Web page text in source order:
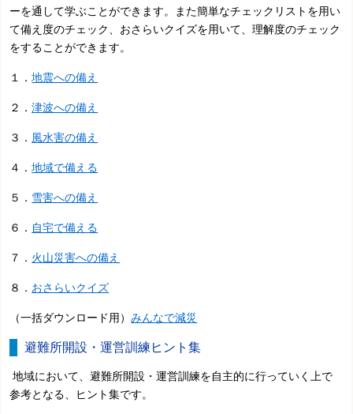
ーを通して学ぶことができます。また簡単なチェックリストを用い
て備え度のチェック、おさらいクイズを用いて、理解度のチェック
をすることができます。
１．地震への備え
２．津波への備え
３． 風水害の備え
４．地域で備える
５． 雪害への備え
６． 自宅で備える
７． 火山災害への備え
８． おさらいクイズ
（一括ダウンロード用）みんなで減災
避難所開設・運営訓練ヒント集
地域において、避難所開設・運営訓練を自主的に行っていく上で
参考となる、ヒント集です。